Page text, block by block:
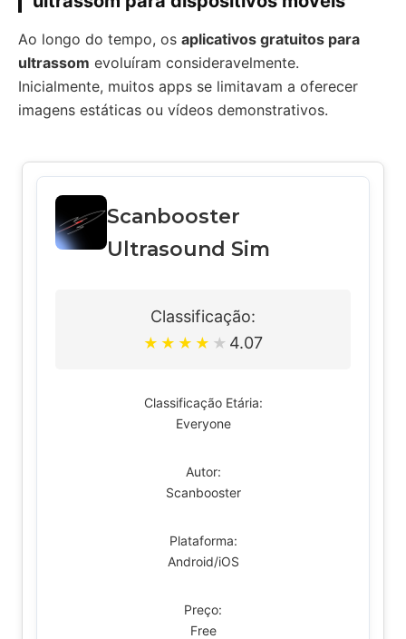
Ao longo do tempo, os aplicativos gratuitos para
ultrassom evoluíram consideravelmente.
Inicialmente, muitos apps se limitavam a oferecer
imagens estáticas ou vídeos demonstrativos.
Scanbooster
Ultrasound Sim
Classificação:
★ ★ ★ ★ ★ 4.07
Classificação Etária:
Everyone
Autor:
Scanbooster
Plataforma:
Android/iOS
Preço:
Free